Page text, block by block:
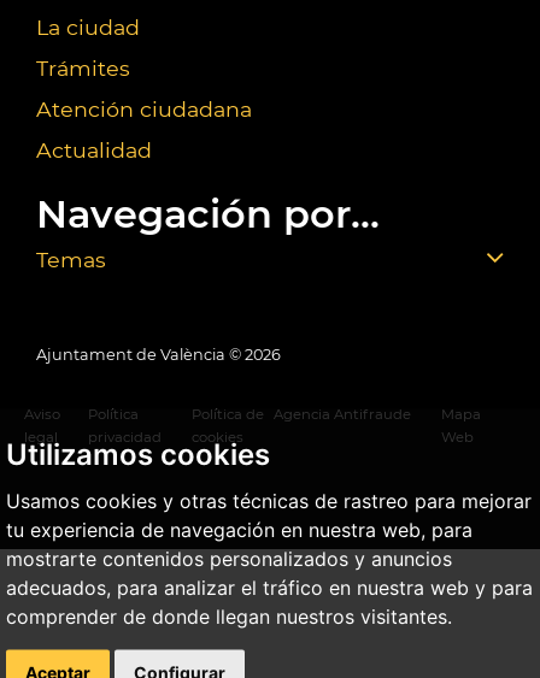
Utilizamos cookies
Usamos cookies y otras técnicas de rastreo para mejorar
tu experiencia de navegación en nuestra web, para
mostrarte contenidos personalizados y anuncios
adecuados, para analizar el tráfico en nuestra web y para
comprender de donde llegan nuestros visitantes.
Aceptar Configurar
La ciudad
Trámites
Atención ciudadana
Actualidad
Navegación por...
Temas
Ajuntament de València © 2026
Aviso
legal
Política
privacidad
Política de
cookies
Agencia Antifraude
Mapa
Web